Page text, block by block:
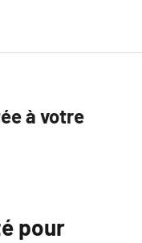
à votre
pour